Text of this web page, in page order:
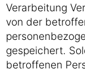
Verarbeitung
von der
gespeichert.
betroffenen